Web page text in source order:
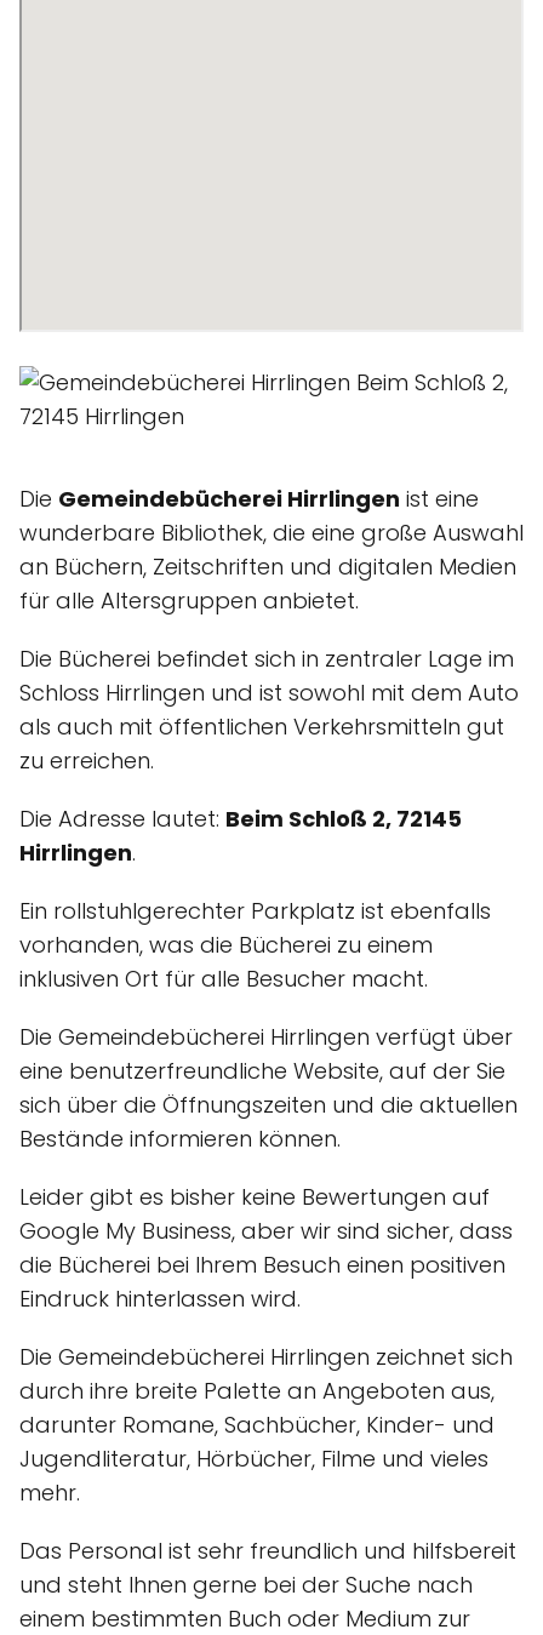
Die Gemeindebücherei Hirrlingen ist eine
wunderbare Bibliothek, die eine große Auswahl
an Büchern, Zeitschriften und digitalen Medien
für alle Altersgruppen anbietet.
Die Bücherei befindet sich in zentraler Lage im
Schloss Hirrlingen und ist sowohl mit dem Auto
als auch mit öffentlichen Verkehrsmitteln gut
zu erreichen.
Die Adresse lautet: Beim Schloß 2, 72145
Hirrlingen.
Ein rollstuhlgerechter Parkplatz ist ebenfalls
vorhanden, was die Bücherei zu einem
inklusiven Ort für alle Besucher macht.
Die Gemeindebücherei Hirrlingen verfügt über
eine benutzerfreundliche Website, auf der Sie
sich über die Öffnungszeiten und die aktuellen
Bestände informieren können.
Leider gibt es bisher keine Bewertungen auf
Google My Business, aber wir sind sicher, dass
die Bücherei bei Ihrem Besuch einen positiven
Eindruck hinterlassen wird.
Die Gemeindebücherei Hirrlingen zeichnet sich
durch ihre breite Palette an Angeboten aus,
darunter Romane, Sachbücher, Kinder- und
Jugendliteratur, Hörbücher, Filme und vieles
mehr.
Das Personal ist sehr freundlich und hilfsbereit
und steht Ihnen gerne bei der Suche nach
einem bestimmten Buch oder Medium zur